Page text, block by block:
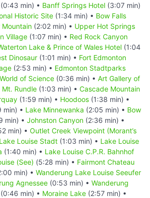
(0:43 min) • Banff Springs Hotel (3:07 min)
Historic Site (1:34 min) • Bow Falls
Mountain (2:02 min) • Upper Hot Springs
Village (1:07 min) • Red Rock Canyon
Lake & Prince of Wales Hotel (1:04
Dinosaur (1:01 min) • Fort Edmonton
(2:53 min) • Edmonton Stadtparks
of Science (0:36 min) • Art Gallery of
Mt. Rundle (1:03 min) • Cascade Mountain
(1:59 min) • Hoodoos (1:38 min) •
min) • Lake Minnewanka (2:05 min) • Bow
min) • Johnston Canyon (2:36 min) •
min) • Outlet Creek Viewpoint (Morant’s
Lake Louise Stadt (1:03 min) • Lake Louise
(1:40 min) • Lake Louise C.P.R. Bahnhof
(See) (5:28 min) • Fairmont Chateau
min) • Wanderung Lake Louise Seeufer
Agnessee (0:53 min) • Wanderung
(0:46 min) • Moraine Lake (2:57 min) •